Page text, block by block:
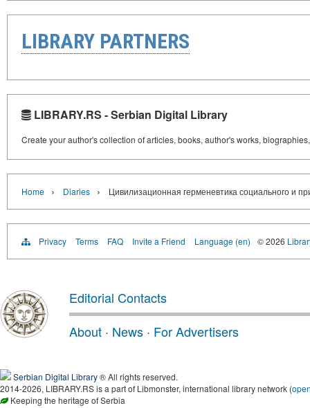
LIBRARY PARTNERS
LIBRARY.RS - Serbian Digital Library
Create your author's collection of articles, books, author's works,
Home › Diaries › Цивилизационная герменевтика социального и
Privacy Terms FAQ Invite a Friend Language (en) © 2026
Editorial Contacts
About · News · For Advertisers
Serbian Digital Library® All rights reserved.
2014-2026, LIBRARY.RS is a part of Libmonster, international library network (
Keeping the heritage of Serbia